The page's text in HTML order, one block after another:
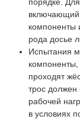
включающий
компоненты
рода досье
Испытания
компоненты,
проходят
трос
рабочей
в условиях